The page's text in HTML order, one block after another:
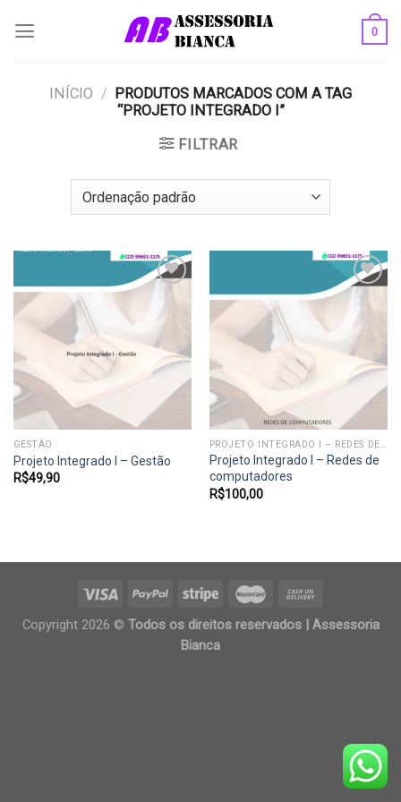
0
INÍCIO / PRODUTOS MARCADOS COM A TAG
“PROJETO INTEGRADO I”
FILTRAR
Add to
wishlist
GESTÃO
Projeto Integrado I – Gestão
R$49,90
Projeto Integrado I – Redes de
computadores
R$100,00
Copyright 2026 © Todos os direitos reservados | Assessoria
Bianca